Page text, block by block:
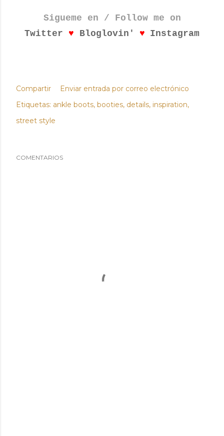
Sigueme en / Follow me on
Twitter
♥ Bloglovin' ♥ Instagram
Compartir
Enviar entrada por correo electrónico
Etiquetas: ankle boots booties details inspiration
street style
COMENTARIOS